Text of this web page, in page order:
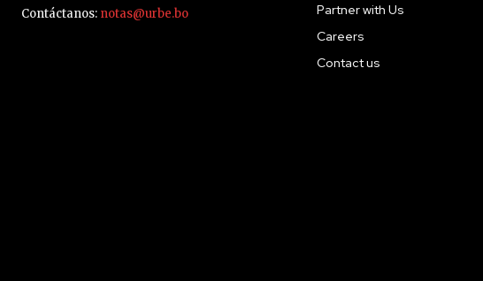
Contáctanos: notas@urbe.bo
Partner with Us
Careers
Contact us